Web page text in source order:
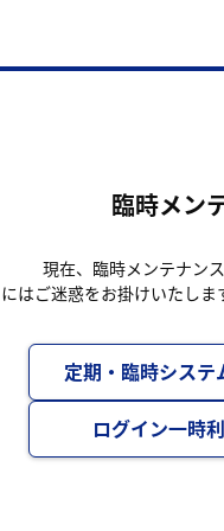
臨時メン
現在、臨時メンテナン
はご迷惑をお掛けいたし
定期・臨時システ
ログイン一時